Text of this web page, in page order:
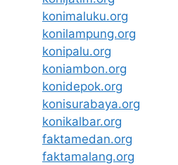
konimaluku.org
konilampung.org
konipalu.org
koniambon.org
konidepok.org
konisurabaya.org
konikalbar.org
faktamedan.org
faktamalang.org